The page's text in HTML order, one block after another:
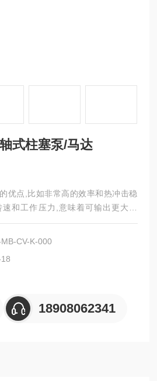
式柱塞泵/马达
优点,比如非常高的效率和热冲击稳
和工作压力,意味着可输出更大功
柱塞泵/马达F11-010-MB-CV-K-000-
CV-K-000
18908062341